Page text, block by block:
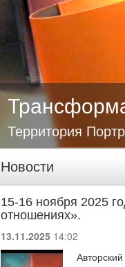
Территория
Новости
15-16 ноября 2025
отношениях».
13.11.2025 14:02